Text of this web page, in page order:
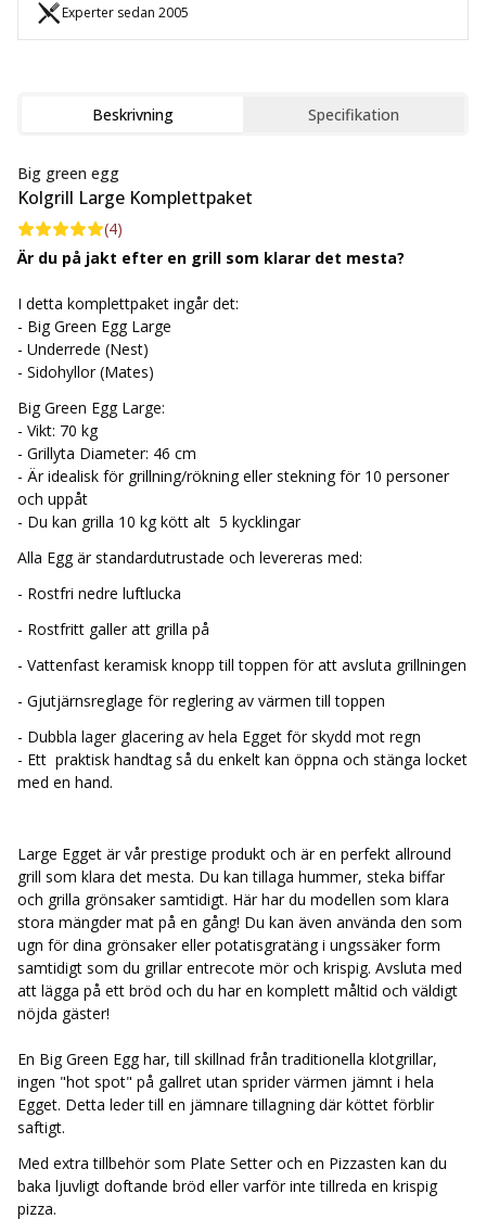
Alla Egg är standardutrustade och levereras med:
- Rostfritt galler att grilla på
- Gjutjärnsreglage för reglering av värmen till toppen
- Dubbla lager glacering av hela Egget för skydd mot regn
- Ett praktisk handtag så du enkelt kan öppna och stänga locket
med en hand.
Large Egget är vår prestige produkt och är en perfekt allround
grill som klara det mesta. Du kan tillaga hummer, steka biffar
och grilla grönsaker samtidigt. Här har du modellen som klara
stora mängder mat på en gång! Du kan även använda den som
ugn för dina grönsaker eller potatisgratäng i ungssäker form
samtidigt som du grillar entrecote mör och krispig. Avsluta med
att lägga på ett bröd och du har en komplett måltid och väldigt
nöjda gäster!
ingen "hot spot" på gallret utan sprider värmen jämnt i hela
Egget. Detta leder till en jämnare tillagning där köttet förblir
Med extra tillbehör som Plate Setter och en Pizzasten kan du
baka ljuvligt doftande bröd eller varför inte tillreda en krispig
Experter sedan 2005
Beskrivning Specifikation
Big green egg
Kolgrill Large Komplettpaket
(4)
Är du på jakt efter en grill som klarar det mesta?
I detta komplettpaket ingår det:
- Big Green Egg Large
- Underrede (Nest)
- Sidohyllor (Mates)
Big Green Egg Large:
- Vikt: 70 kg
- Grillyta Diameter: 46 cm
- Är idealisk för grillning/rökning eller stekning för 10 personer
och uppåt
- Du kan grilla 10 kg kött alt 5 kycklingar
Alla Egg är standardutrustade och levereras med:
- Rostfri nedre luftlucka
- Rostfritt galler att grilla på
- Vattenfast keramisk knopp till toppen för att avsluta grillningen
- Gjutjärnsreglage för reglering av värmen till toppen
- Dubbla lager glacering av hela Egget för skydd mot regn
- Ett praktisk handtag så du enkelt kan öppna och stänga locket
med en hand.
Large Egget är vår prestige produkt och är en perfekt allround
grill som klara det mesta. Du kan tillaga hummer, steka biffar
och grilla grönsaker samtidigt. Här har du modellen som klara
stora mängder mat på en gång! Du kan även använda den som
ugn för dina grönsaker eller potatisgratäng i ungssäker form
samtidigt som du grillar entrecote mör och krispig. Avsluta med
att lägga på ett bröd och du har en komplett måltid och väldigt
nöjda gäster!
En Big Green Egg har, till skillnad från traditionella klotgrillar,
ingen "hot spot" på gallret utan sprider värmen jämnt i hela
Egget. Detta leder till en jämnare tillagning där köttet förblir
saftigt.
Med extra tillbehör som Plate Setter och en Pizzasten kan du
baka ljuvligt doftande bröd eller varför inte tillreda en krispig
pizza.